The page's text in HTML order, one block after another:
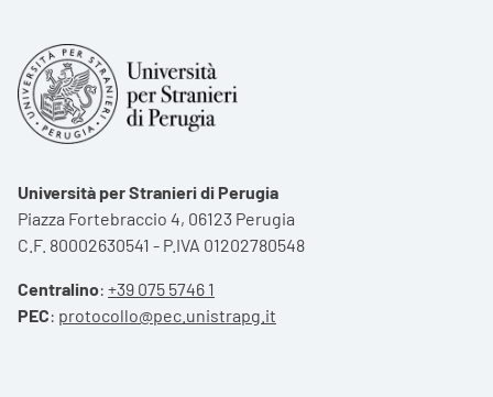
Università per Stranieri di Perugia
Piazza Fortebraccio 4, 06123 Perugia
C.F. 80002630541 - P.IVA 01202780548
Centralino: +39 075 5746 1
PEC: protocollo@pec.unistrapg.it